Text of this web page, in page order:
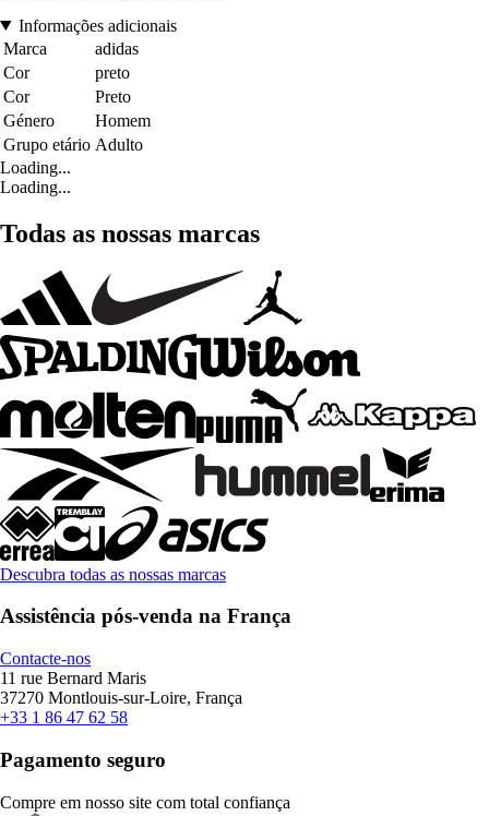
Informações adicionais
Marca
adidas
Cor
preto
Cor
Preto
Género
Homem
Grupo etário Adulto
Loading...
Loading...
Todas as nossas marcas
Descubra todas as nossas marcas
Assistência pós-venda na França
Contacte-nos
11 rue Bernard Maris
37270 Montlouis-sur-Loire, França
+33 1 86 47 62 58
Pagamento seguro
Compre em nosso site com total confiança